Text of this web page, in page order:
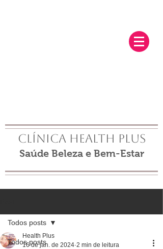
Clínica Health Plus
Saúde Beleza e Bem-Estar
Todos posts
Todos posts
Health Plus
16 de jan. de 2024 2 min de leitura